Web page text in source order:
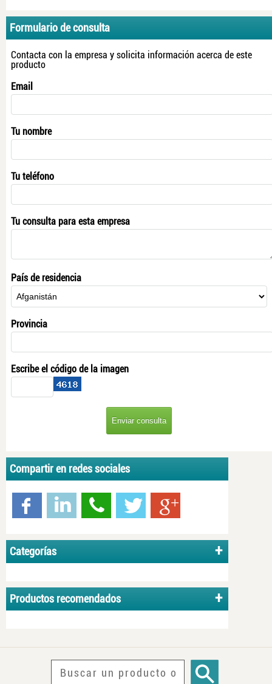
Formulario de consulta
Contacta con la empresa y solicita información acerca de este
producto
Email
Tu nombre
Tu teléfono
Tu consulta para esta empresa
País de residencia
Provincia
Escribe el código de la imagen
Compartir en redes sociales
Categorías
Productos recomendados